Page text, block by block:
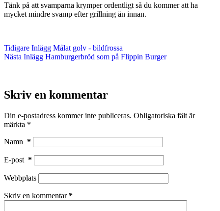
Tänk på att svamparna krymper ordentligt så du kommer att ha
mycket mindre svamp efter grillning än innan.
Tidigare Inlägg Målat golv - bildfrossa
Nästa Inlägg Hamburgerbröd som på Flippin Burger
Skriv en kommentar
Din e-postadress kommer inte publiceras. Obligatoriska fält är
märkta *
Namn *
E-post *
Webbplats
Skriv en kommentar*